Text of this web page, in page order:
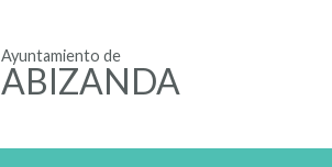
Ayuntamiento de
ABIZANDA